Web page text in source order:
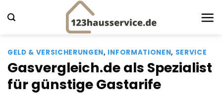
Inhalt
GELD & VERSICHERUNGEN, INFORMATIONEN, SERVICE
Gasvergleich.de als Spezialist
für günstige Gastarife